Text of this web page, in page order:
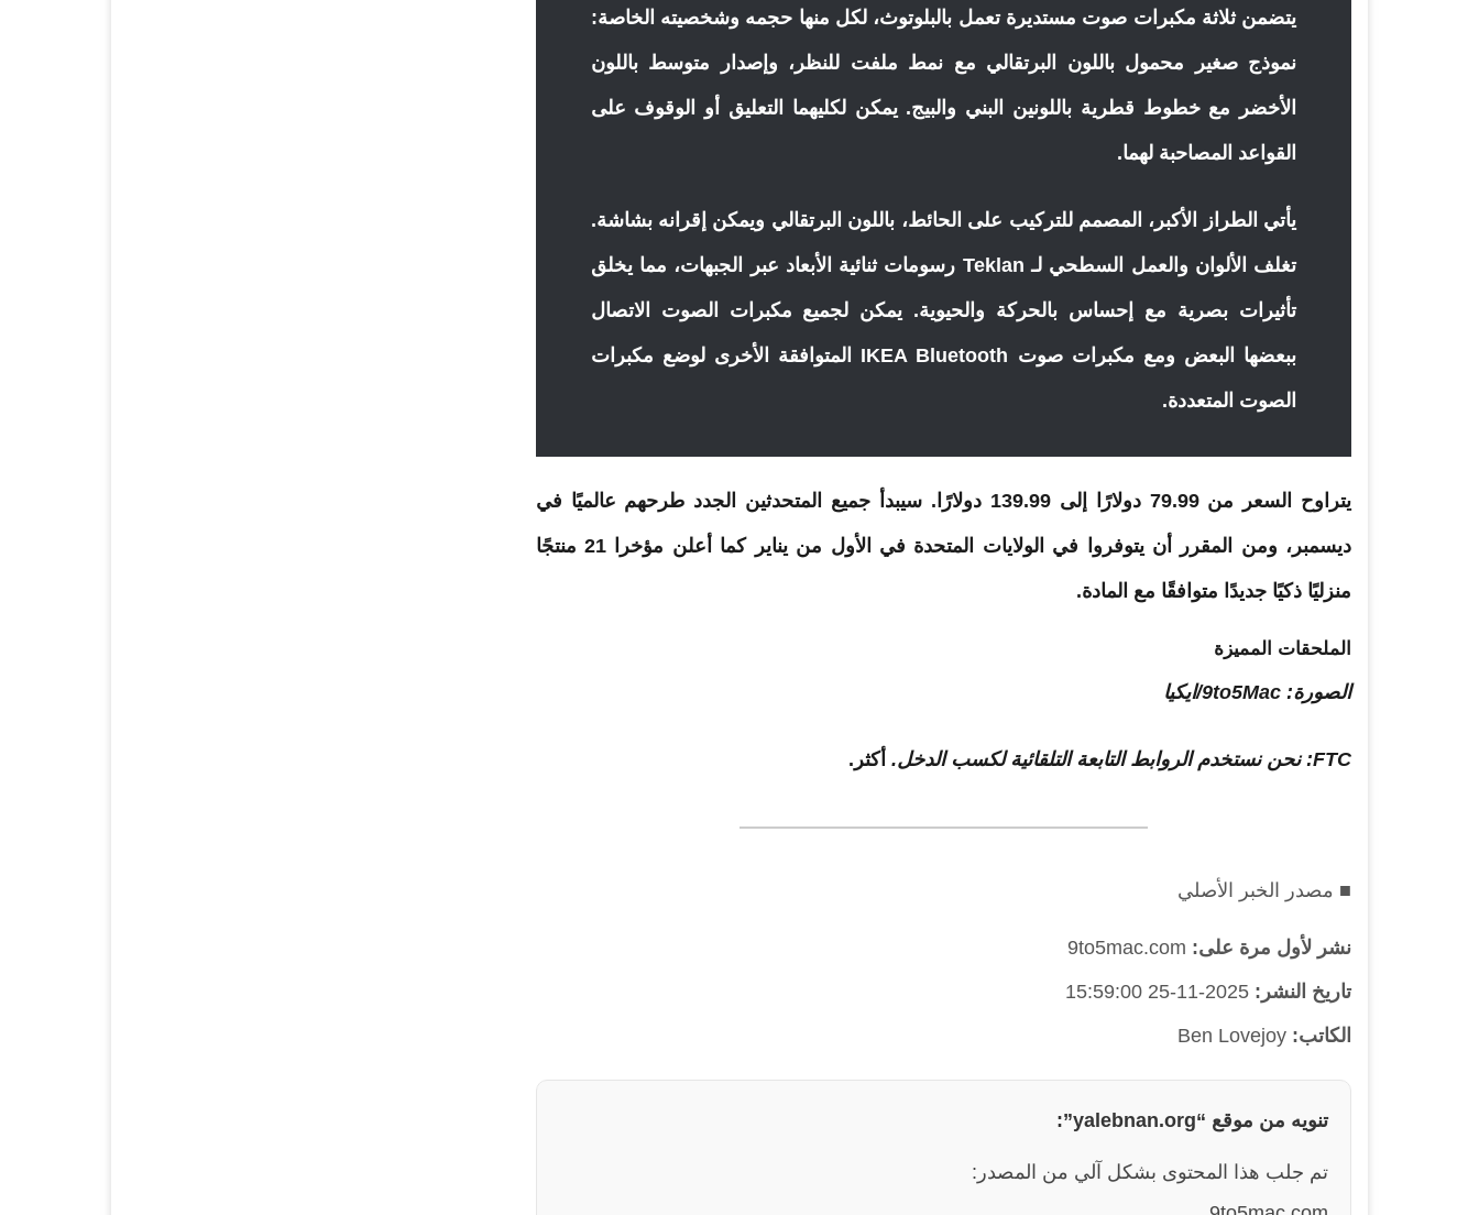
يتضمن ثلاثة مكبرات صوت مستديرة تعمل بالبلوتوث، لكل منها حجمه وشخصيته الخاصة:
نموذج صغير محمول باللون البرتقالي مع نمط ملفت للنظر، وإصدار متوسط ​​باللون
الأخضر مع خطوط قطرية باللونين البني والبيج. يمكن لكليهما التعليق أو الوقوف على
القواعد المصاحبة لهما.
يأتي الطراز الأكبر، المصمم للتركيب على الحائط، باللون البرتقالي ويمكن إقرانه بشاشة.
تغلف الألوان والعمل السطحي لـ Teklan رسومات ثنائية الأبعاد عبر الجبهات، مما يخلق
تأثيرات بصرية مع إحساس بالحركة والحيوية. يمكن لجميع مكبرات الصوت الاتصال
ببعضها البعض ومع مكبرات صوت IKEA Bluetooth المتوافقة الأخرى لوضع مكبرات
الصوت المتعددة.
يتراوح السعر من 79.99 دولارًا إلى 139.99 دولارًا. سيبدأ جميع المتحدثين الجدد طرحهم عالميًا في
ديسمبر، ومن المقرر أن يتوفروا في الولايات المتحدة في الأول من يناير كما أعلن مؤخرا 21 منتجًا
منزليًا ذكيًا جديدًا متوافقًا مع المادة.
الملحقات المميزة
الصورة: 9to5Mac/ايكيا
FTC: نحن نستخدم الروابط التابعة التلقائية لكسب الدخل. أكثر.
■ مصدر الخبر الأصلي
نشر لأول مرة على: 9to5mac.com
تاريخ النشر: 2025-11-25 15:59:00
الكاتب: Ben Lovejoy
تنويه من موقع “yalebnan.org”:
تم جلب هذا المحتوى بشكل آلي من المصدر: